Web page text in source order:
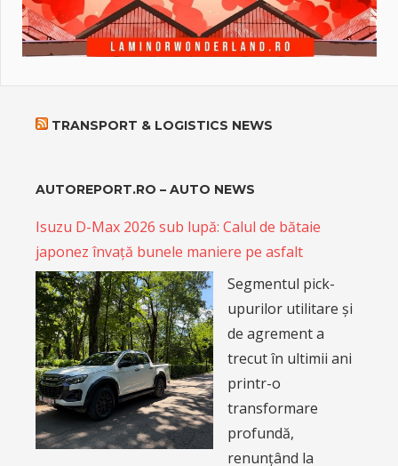
TRANSPORT & LOGISTICS NEWS
AUTOREPORT.RO – AUTO NEWS
Isuzu D-Max 2026 sub lupă: Calul de bătaie
japonez învață bunele maniere pe asfalt
Segmentul pick-
upurilor utilitare și
de agrement a
trecut în ultimii ani
printr-o
transformare
profundă,
renunțând la